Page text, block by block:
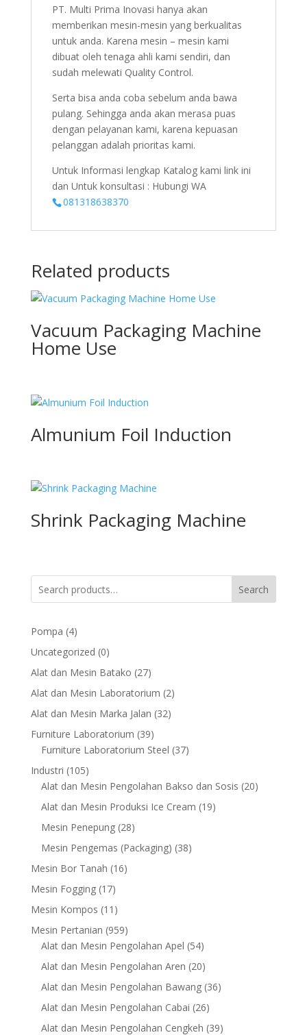
PT. Multi Prima Inovasi hanya akan
memberikan mesin-mesin yang berkualitas
untuk anda. Karena mesin – mesin kami
dibuat oleh tenaga ahli kami sendiri, dan
sudah melewati Quality Control.
Serta bisa anda coba sebelum anda bawa
pulang. Sehingga anda akan merasa puas
dengan pelayanan kami, karena kepuasan
pelanggan adalah prioritas kami.
Untuk Informasi lengkap Katalog kami link ini
dan Untuk konsultasi : Hubungi WA
081318638370
Related products
Vacuum Packaging Machine
Home Use
Almunium Foil Induction
Shrink Packaging Machine
Search
Pompa 44
products
Uncategorized 00
products
Alat dan Mesin Batako 2727
products
Alat dan Mesin Laboratorium 22
Alat dan Mesin Marka Jalan 3232
Furniture Laboratorium 3939
products
Furniture Laboratorium Steel 3737
Industri 105105
products
Alat dan Mesin Pengolahan Bakso dan Sosis 2020
Alat dan Mesin Produksi Ice Cream 1919
Mesin Penepung 2828
products
Mesin Pengemas (Packaging) 3838
Mesin Bor Tanah 1616
Mesin Fogging 1717
products
Mesin Kompos 11 11
products
Mesin Pertanian 959959
products
Alat dan Mesin Pengolahan Apel 5454
products
Alat dan Mesin Pengolahan Aren 2020
products
Alat dan Mesin Pengolahan Bawang 3636
Alat dan Mesin Pengolahan Cabai 2626
products
Alat dan Mesin Pengolahan Cengkeh 3939